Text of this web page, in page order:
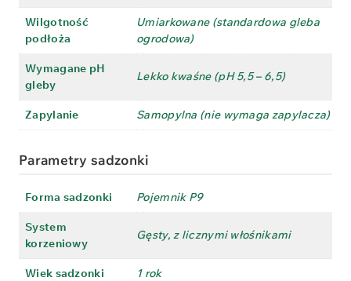
Wilgotność
podłoża
Umiarkowane (standardowa gleba
ogrodowa)
Wymagane pH
gleby
Lekko kwaśne (pH 5,5 – 6,5)
Zapylanie Samopylna (nie wymaga zapylacza)
Parametry sadzonki
Forma sadzonki Pojemnik P9
System
korzeniowy
Gęsty, z licznymi włośnikami
Wiek sadzonki 1 rok